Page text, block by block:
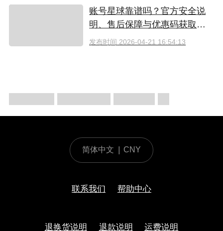
账号星球靠谱吗？官方安全说
明、售后保障与优惠码获取指
南（2026）
发布时间 2026-04-21 16:54:13
简体中文 CNY
联系我们 帮助中心
退换货说明 退款说明 运费说明